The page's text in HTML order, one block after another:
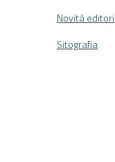
Novità
Sitografia